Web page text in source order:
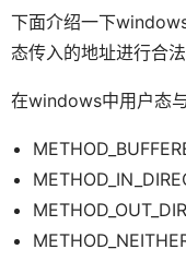
下面介绍一下
态传入的地址进行合法
在windows中用户态